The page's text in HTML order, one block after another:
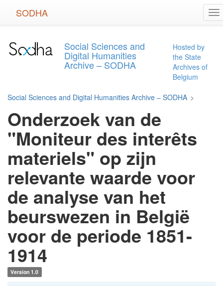
SODHA
Social Sciences and
Digital Humanities
Archive – SODHA
Hosted by
the State
Archives of
Belgium
Social Sciences and Digital Humanities Archive – SODHA >
Onderzoek van de
"Moniteur des interêts
materiels" op zijn
relevante waarde voor
de analyse van het
beurswezen in België
voor de periode 1851-
1914
Version 1.0